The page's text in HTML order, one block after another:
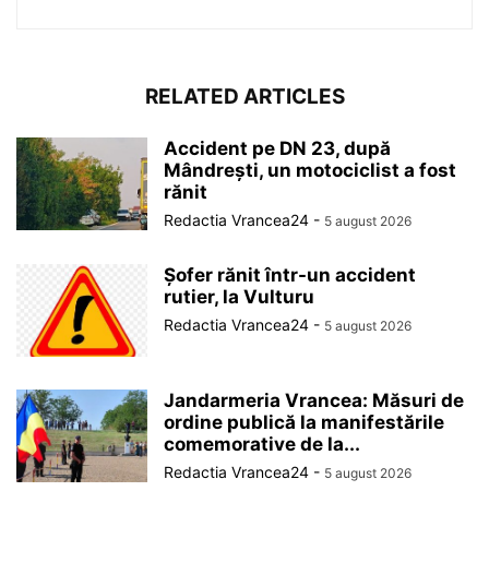
RELATED ARTICLES
Accident pe DN 23, după
Mândrești, un motociclist a fost
rănit
Redactia Vrancea24 - 5 august 2026
Șofer rănit într-un accident
rutier, la Vulturu
Redactia Vrancea24 - 5 august 2026
Jandarmeria Vrancea: Măsuri de
ordine publică la manifestările
comemorative de la...
Redactia Vrancea24 - 5 august 2026